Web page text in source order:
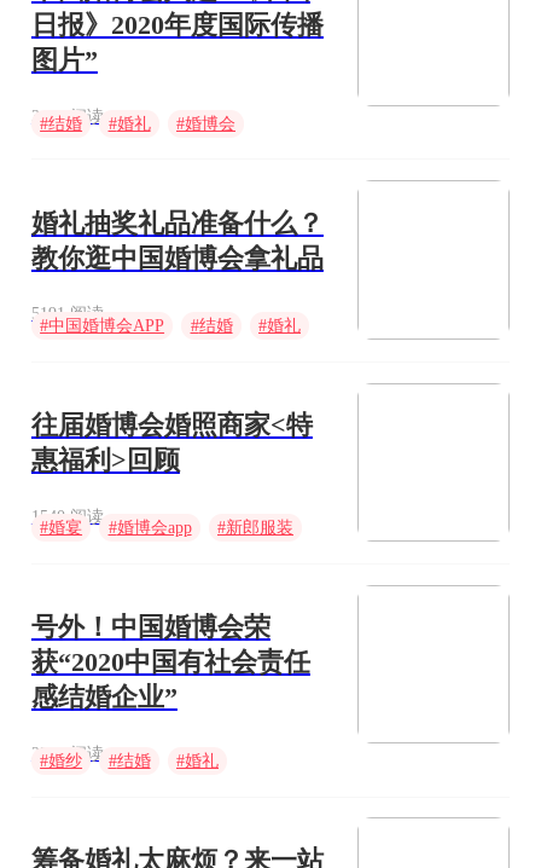
日报》2020年度国际传播
图片”
3470 阅读
#结婚 #婚礼 #婚博会
婚礼抽奖礼品准备什么？
教你逛中国婚博会拿礼品
5191 阅读
#中国婚博会APP #结婚 #婚礼
往届婚博会婚照商家<特
惠福利>回顾
1540 阅读
#婚宴 #婚博会app #新郎服装
号外！中国婚博会荣
获“2020中国有社会责任
感结婚企业”
2234 阅读
#婚纱 #结婚 #婚礼
筹备婚礼太麻烦？来一站